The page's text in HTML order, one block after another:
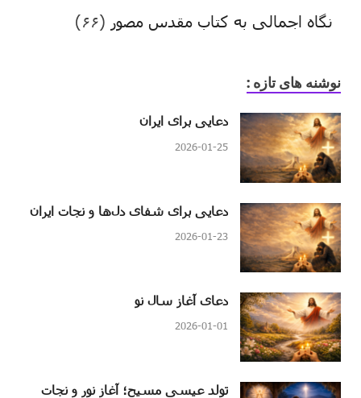
نگاه اجمالی به کتاب مقدس مصور (۶۶)
نوشنه های تازه :
دعایی برای ایران
2026-01-25
دعایی برای شفای دل‌ها و نجات ایران
2026-01-23
دعای آغاز سال نو
2026-01-01
تولد عیسی مسیح؛ آغاز نور و نجات